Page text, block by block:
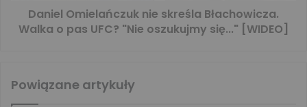
Daniel Omielańczuk nie skreśla Błachowicza.
Walka o pas UFC? "Nie oszukujmy się..." [WIDEO]
Powiązane artykuły